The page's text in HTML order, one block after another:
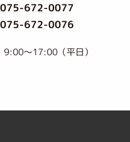
075-672-0077
672-0076
9:00〜17:00（平日）